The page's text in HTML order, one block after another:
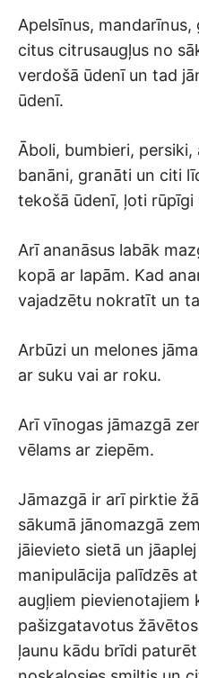
Apelsīnus,
citus citrusaugļus no
verdošā ūdenī un tad
ūdenī.
Āboli, bumbieri, persiki,
banāni, granāti un citi
tekošā ūdenī, ļoti rūpīgi
Arī ananāsus labāk
kopā ar lapām. Kad
vajadzētu nokratīt un
Arbūzi un melones
ar suku vai ar roku.
Arī vīnogas jāmazgā
vēlams ar ziepēm.
Jāmazgā ir arī pirktie
sākumā jānomazgā
jāievieto sietā un
manipulācija palīdzēs
augļiem pievienotajiem
pašizgatavotus
ļaunu kādu brīdi